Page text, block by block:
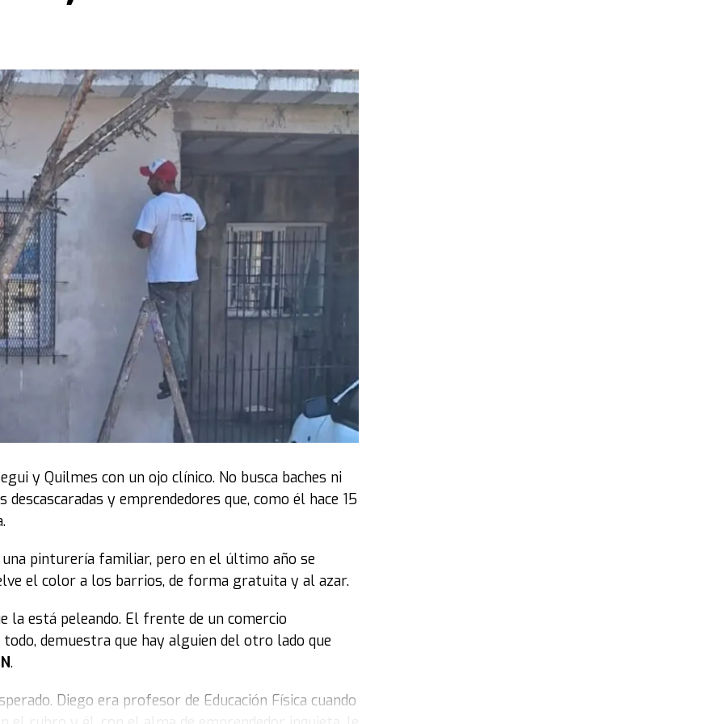
de advertir que la ley se concentra en lo punitivo y
que reduce la edad de 16 a 14 años destina
el costo del metro cuadrado es de 3,2 millones de
7.400 metros cuadrados. Dividido por los 24
“Si no contamos con el presupuesto necesario,
frustración colectiva”.
con mayor énfasis, como Luis Juez, quien acusó
de ignorancia se puede opinar como opinan”.
Se la gastan en cualquier cosa, en
que vienen a buscar justicia, no
LLA.
de la senadora Lucía Corpacci. El bloque
no habilitar la presencia de familiares en
ingreso de varios que se ubicaron en los palcos del
el enojo, estamos para dictar leyes que hagan la
actuar con racionalidad y humanidad. Esta ley
diferentes artículos para argumentar la
advirtió que el proyecto generará “litigiosidad”. “En
es negativo”.
Martín Soria, quien señaló: “A pesar de las
y Quilmes con un ojo clínico. No busca baches ni
descascaradas y emprendedores que, como él hace 15
una pinturería familiar, pero en el último año se
el color a los barrios, de forma gratuita y al azar.
la está peleando. El frente de un comercio
demuestra que hay alguien del otro lado que
.
Diego era profesor de Educación Física cuando